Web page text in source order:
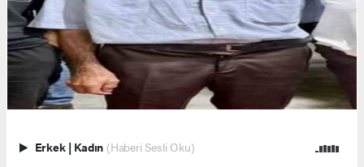
Erkek | Kadın (Haberi Sesli Oku)